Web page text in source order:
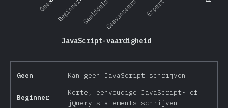
Geen Beginner GemiddeldGeavanceerd Expert
JavaScript-vaardigheid
Geen Kan geen JavaScript schrijven
Beginner
Korte, eenvoudige JavaScript- of
jQuery-statements schrijven